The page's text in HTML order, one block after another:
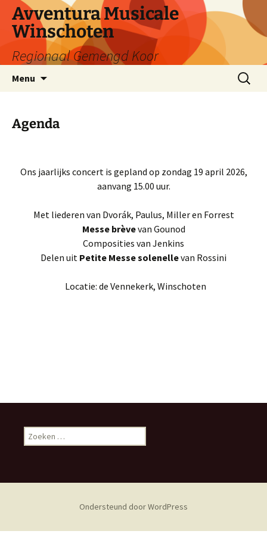
Avventura Musicale
Winschoten
Regionaal Gemengd Koor
Menu
Zoeken
naar:
Agenda
Ons jaarlijks concert is gepland op zondag 19 april 2026,
aanvang 15.00 uur.
Met liederen van Dvorák, Paulus, Miller en Forrest
Messe brèvevan Gounod
Composities van Jenkins
Delen uit Petite Messe solenellevan Rossini
Locatie: de Vennekerk, Winschoten
Zoeken
naar:
Ondersteund door WordPress